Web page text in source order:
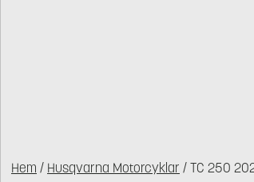
Hem / Husqvarna Motorcyklar / TC 250